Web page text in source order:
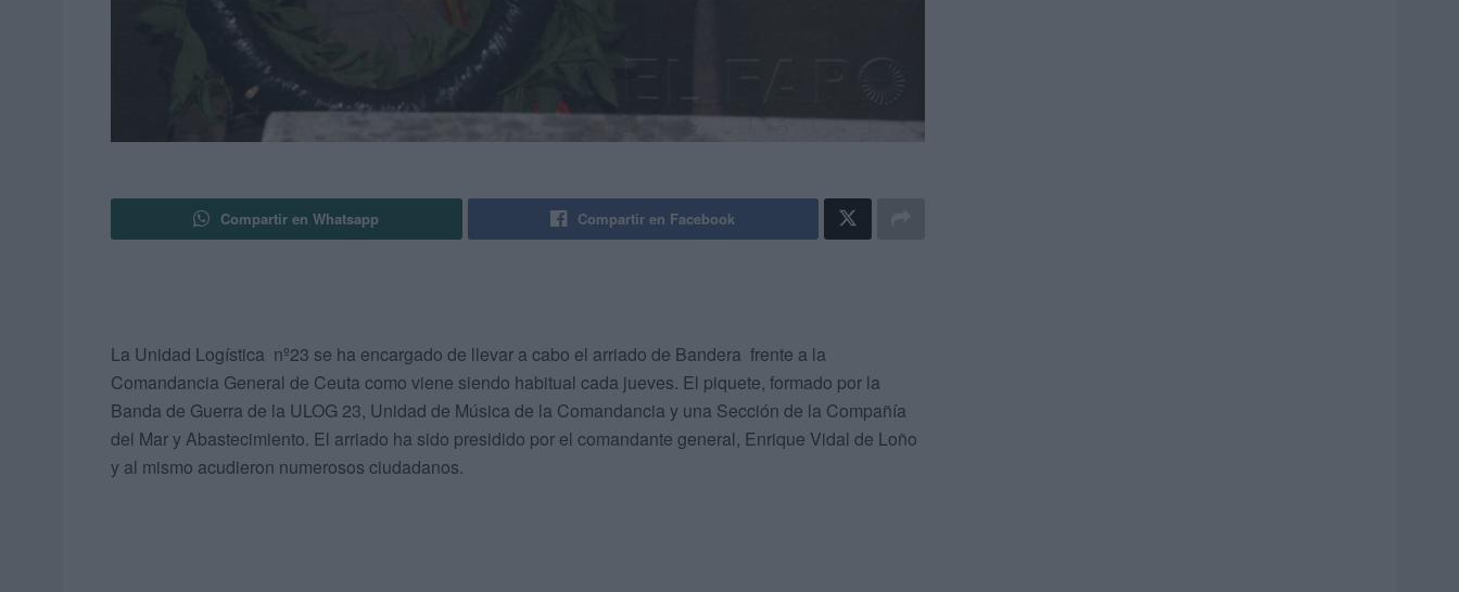
Compartir en Whatsapp Compartir en Facebook
La Unidad Logística nº23 se ha encargado de llevar a cabo el arriado de Bandera frente a la
Comandancia General de Ceuta como viene siendo habitual cada jueves. El piquete, formado por la
Banda de Guerra de la ULOG 23, Unidad de Música de la Comandancia y una Sección de la Compañía
del Mar y Abastecimiento. El arriado ha sido presidido por el comandante general, Enrique Vidal de Loño
y al mismo acudieron numerosos ciudadanos.